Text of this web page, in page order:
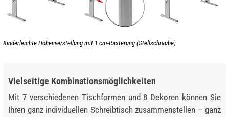
Kinderleichte Höhenverstellung mit 1 cm-Rasterung (Stellschraube)
Vielseitige Kombinationsmöglichkeiten
Mit 7 verschiedenen Tischformen und 8 Dekoren können Sie
Ihren ganz individuellen Schreibtisch zusammenstellen – ganz